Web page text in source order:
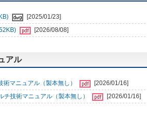
[2025/01/23]
[2026/08/08]
アル
術マニュアル（製本無し）
[2026/01/16]
チ技術マニュアル（製本無し）
[2026/01/16]